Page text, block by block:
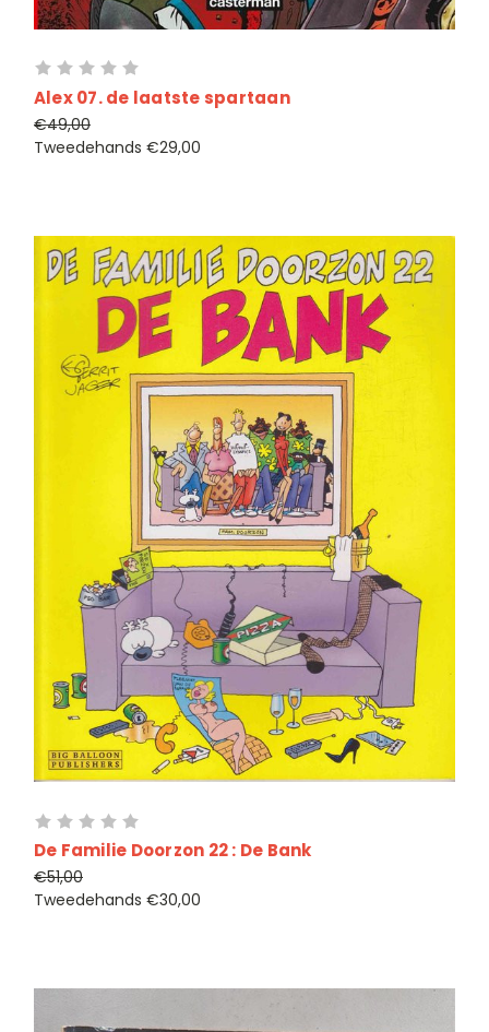
Alex 07. de laatste spartaan
€49,00
Tweedehands €29,00
De Familie Doorzon 22 : De Bank
€51,00
Tweedehands €30,00